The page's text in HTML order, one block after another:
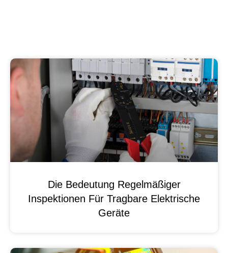
Die Bedeutung Regelmäßiger
Inspektionen Für Tragbare Elektrische
Geräte